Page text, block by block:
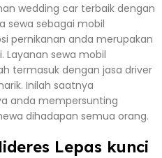
wedding car terbaik dengan
sewa sebagai mobil
pernikanan anda merupakan
Layanan sewa mobil
termasuk dengan jasa driver
Inilah saatnya
anda mempersunting
dihadapan semua orang.
Lepas kunci